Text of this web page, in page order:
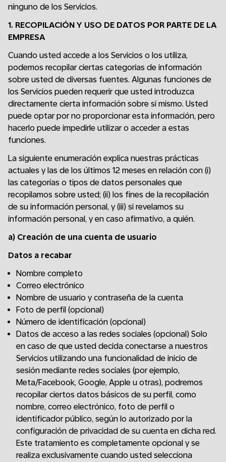
ninguno de los Servicios.
1. RECOPILACIÓN Y USO DE DATOS POR PARTE DE LA
EMPRESA
Cuando usted accede a los Servicios o los utiliza,
podemos recopilar ciertas categorías de información
sobre usted de diversas fuentes. Algunas funciones de
los Servicios pueden requerir que usted introduzca
directamente cierta información sobre sí mismo. Usted
puede optar por no proporcionar esta información, pero
hacerlo puede impedirle utilizar o acceder a estas
funciones.
La siguiente enumeración explica nuestras prácticas
actuales y las de los últimos 12 meses en relación con (i)
las categorías o tipos de datos personales que
recopilamos sobre usted; (ii) los fines de la recopilación
de su información personal, y (iii) si revelamos su
información personal, y en caso afirmativo, a quién.
a) Creación de una cuenta de usuario
Datos a recabar
Nombre completo
Correo electrónico
Nombre de usuario y contraseña de la cuenta
Foto de perfil (opcional)
Número de identificación (opcional)
Datos de acceso a las redes sociales (opcional) Solo
en caso de que usted decida conectarse a nuestros
Servicios utilizando una funcionalidad de inicio de
sesión mediante redes sociales (por ejemplo,
Meta/Facebook, Google, Apple u otras), podremos
recopilar ciertos datos básicos de su perfil, como
nombre, correo electrónico, foto de perfil o
identificador público, según lo autorizado por la
configuración de privacidad de su cuenta en dicha red.
Este tratamiento es completamente opcional y se
realiza exclusivamente cuando usted selecciona